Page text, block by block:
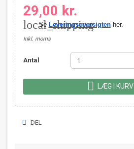
29,00 kr.
local_shipping
Se Leveringsoversigtenher.
Inkl. moms
Antal
 LÆG I KURV
DEL